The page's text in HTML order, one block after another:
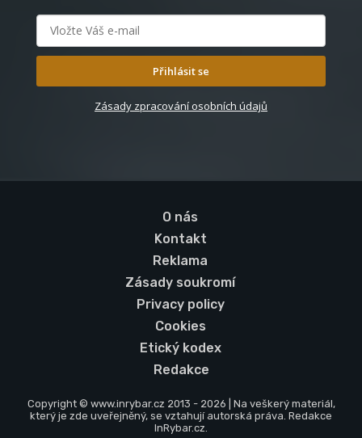
Přihlásit se
Zásady zpracování osobních údajů
O nás
Kontakt
Reklama
Zásady soukromí
Privacy policy
Cookies
Etický kodex
Redakce
Copyright © www.inrybar.cz 2013 - 2026 | Na veškerý materiál,
který je zde uveřejněný, se vztahují autorská práva. Redakce
InRybar.cz.